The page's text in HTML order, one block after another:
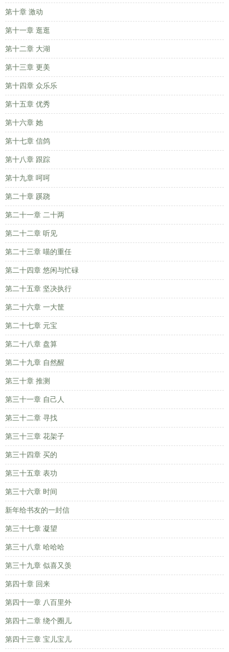
第十章 激动
第十一章 逛逛
第十二章 大湖
第十三章 更美
第十四章 众乐乐
第十五章 优秀
第十六章 她
第十七章 信鸽
第十八章 跟踪
第十九章 呵呵
第二十章 蹊跷
第二十一章 二十两
第二十二章 听见
第二十三章 喵的重任
第二十四章 悠闲与忙碌
第二十五章 坚决执行
第二十六章 一大筐
第二十七章 元宝
第二十八章 盘算
第二十九章 自然醒
第三十章 推测
第三十一章 自己人
第三十二章 寻找
第三十三章 花架子
第三十四章 买的
第三十五章 表功
第三十六章 时间
新年给书友的一封信
第三十七章 凝望
第三十八章 哈哈哈
第三十九章 似喜又羡
第四十章 回来
第四十一章 八百里外
第四十二章 绕个圈儿
第四十三章 宝儿宝儿